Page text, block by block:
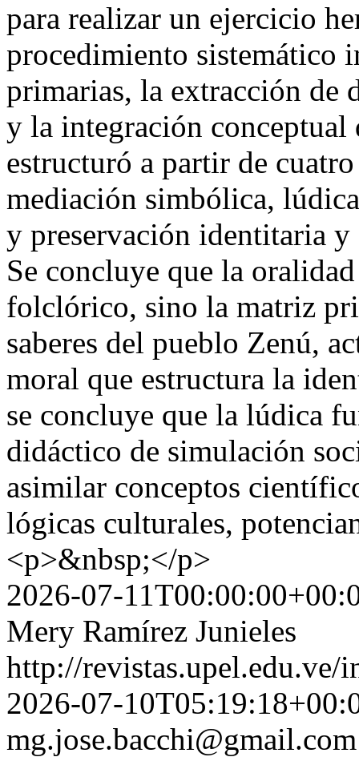
para realizar un ejercicio
procedimiento sistemático
primarias, la extracción de
y la integración conceptual
estructuró a partir de
mediación simbólica,
y preservación identitaria
Se concluye que la
folclórico, sino la matriz
saberes del pueblo Zenú,
moral que estructura la
se concluye que la lúdica
didáctico de simulación
asimilar conceptos
lógicas culturales,
<p>&nbsp;</p>
2026-07-
Mery Ramírez Junieles
http://
2026-07-
mg.jose.bacchi@gmail.com